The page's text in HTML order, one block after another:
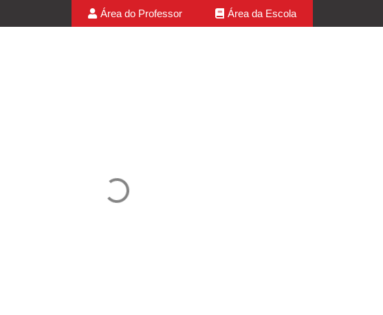
Área do Professor Área da Escola